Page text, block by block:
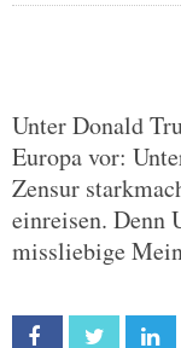
Unter Donald
Europa vor:
Zensur
einreisen. Denn
missliebige
Facebook Twitter